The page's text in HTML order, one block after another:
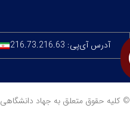
آدرس آی‌پی: 216.73.216.63
© کلیه حقوق متعلق به جهاد دانشگاهی